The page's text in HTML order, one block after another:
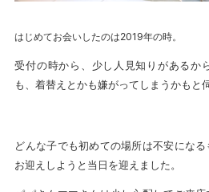
はじめてお会いしたのは2019年の時。
受付の時から、少し人見知りがあるか
も、着替えとかも嫌がってしまうかもと
どんな子でも初めての場所は不安にな
お迎えしようと当日を迎えました。